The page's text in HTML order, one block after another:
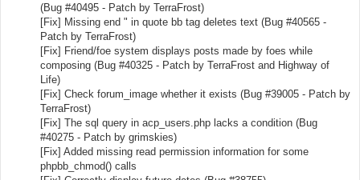
(Bug #40495 - Patch by TerraFrost)
[Fix] Missing end " in quote bb tag deletes text (Bug #40565 -
Patch by TerraFrost)
[Fix] Friend/foe system displays posts made by foes while
composing (Bug #40325 - Patch by TerraFrost and Highway of
Life)
[Fix] Check forum_image whether it exists (Bug #39005 - Patch by
TerraFrost)
[Fix] The sql query in acp_users.php lacks a condition (Bug
#40275 - Patch by grimskies)
[Fix] Added missing read permission information for some
phpbb_chmod() calls